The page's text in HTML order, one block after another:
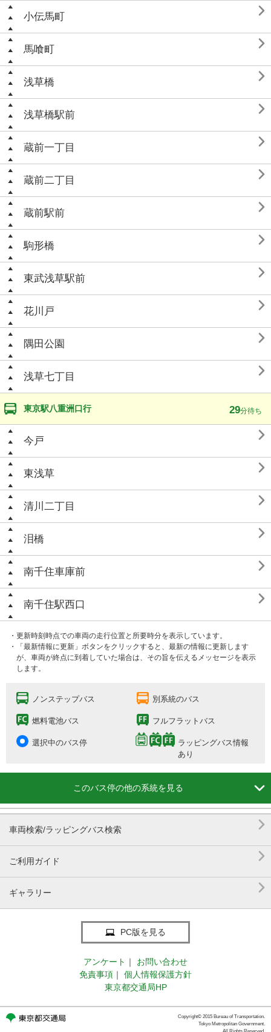
小伝馬町 
馬喰町 
浅草橋 
浅草橋駅前 
蔵前一丁目 
蔵前二丁目 
蔵前駅前 
駒形橋 
東武浅草駅前 
花川戸 
隅田公園 
浅草七丁目 
東京駅八重洲口行 29分待ち
今戸 
東浅草 
清川二丁目 
泪橋 
南千住車庫前 
南千住駅西口 
・更新時刻時点での車両の走行位置と所要時分を表示しています。
・「最新情報に更新」ボタンをクリックすると、最新の情報に更新します
が、車両が終点に到着していた場合は、その旨を伝えるメッセージを表示
します。
ノンステップバス 別系統のバス
燃料電池バス フルフラットバス
選択中のバス停
ラッピングバス情報
あり
このバス停の他の系統を見る 
車両検索/ラッピングバス検索 
ご利用ガイド 
ギャラリー 
PC版を見る
アンケート ｜
お問い合わせ
免責事項 ｜
個人情報保護方針
東京都交通局HP
Copyright© 2015 Bureau of Transportation.
Tokyo Metropolitan Government.